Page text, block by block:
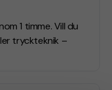
1 timme. Vill du
tryckteknik –